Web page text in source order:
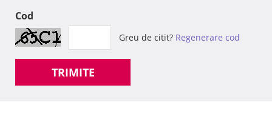
Cod
Greu de citit? Regenerare cod
TRIMITE